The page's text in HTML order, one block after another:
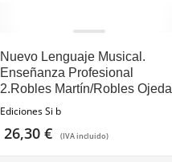
Nuevo Lenguaje Musical.
Enseñanza Profesional
2.Robles Martín/Robles Ojeda
Ediciones Si b
26,30 € (IVA incluido)